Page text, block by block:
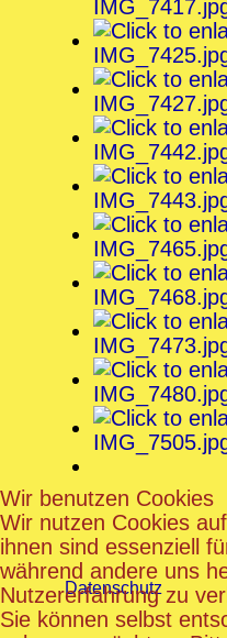
Datenschutz
Wir benutzen Cookies
Wir nutzen Cookies
ihnen sind essenziell
während andere uns
Nutzererfahrung zu
Sie können selbst